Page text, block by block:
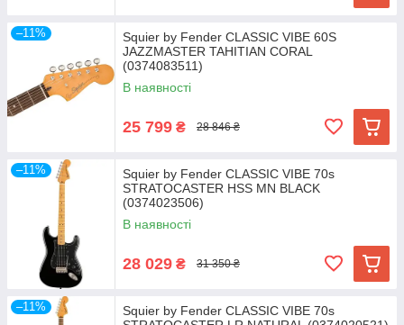
–11%
Squier by Fender CLASSIC VIBE 60S
JAZZMASTER TAHITIAN CORAL
(0374083511)
В наявності
25 799 ₴ 28 846 ₴
–11%
Squier by Fender CLASSIC VIBE 70s
STRATOCASTER HSS MN BLACK
(0374023506)
В наявності
28 029 ₴ 31 350 ₴
–11%
Squier by Fender CLASSIC VIBE 70s